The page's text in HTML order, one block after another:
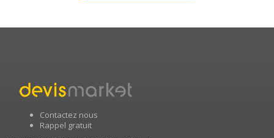
Contactez nous
Rappel gratuit